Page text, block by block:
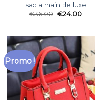
sac a main de luxe
€36.00 €24.00
Promo !